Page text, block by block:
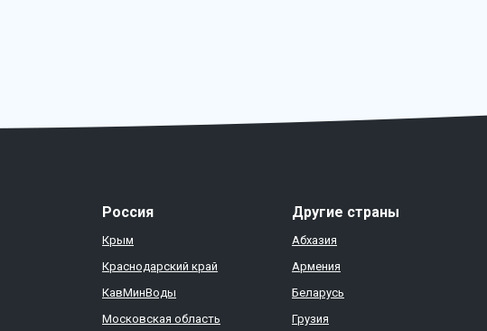
Россия
Крым
Краснодарский край
КавМинВоды
Московская область
Другие страны
Абхазия
Армения
Беларусь
Грузия